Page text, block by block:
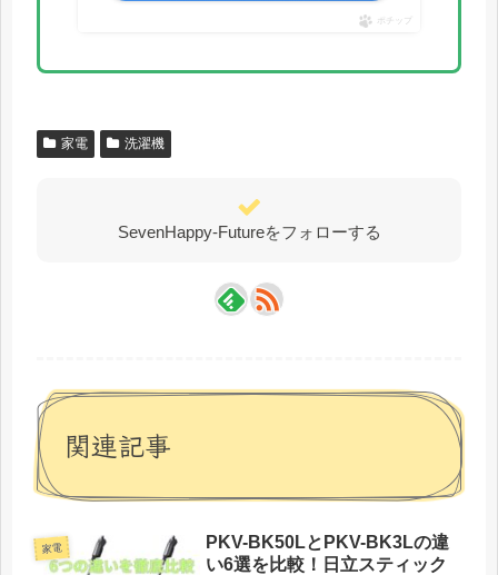
ポチップ
家電 洗濯機
SevenHappy-Futureをフォローする
関連記事
家電
PKV-BK50LとPKV-BK3Lの違
い6選を比較！日立スティック